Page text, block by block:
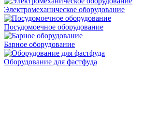
Электромеханическое оборудование
Посудомоечное оборудование
Барное оборудование
Оборудование для фастфуда